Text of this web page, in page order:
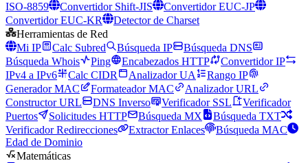
ISO-8859
Convertidor Shift-JIS
Convertidor EUC-JP
Convertidor EUC-KR
Detector de Charset
Herramientas de Red
Mi IP
Calc Subred Búsqueda IP
Búsqueda DNS
Búsqueda Whois
Ping Encabezados HTTP
Convertidor IP
IPv4 a IPv6
Calc CIDR Analizador UA
Rango IP
Generador MAC
Formateador MAC
Analizador URL
Constructor URL
DNS Inverso Verificador SSL
Verificador
Puertos
Solicitudes HTTP Búsqueda MX
Búsqueda TXT
Verificador Redirecciones
Extractor Enlaces
Búsqueda MAC
Edad de Dominio
Matemáticas